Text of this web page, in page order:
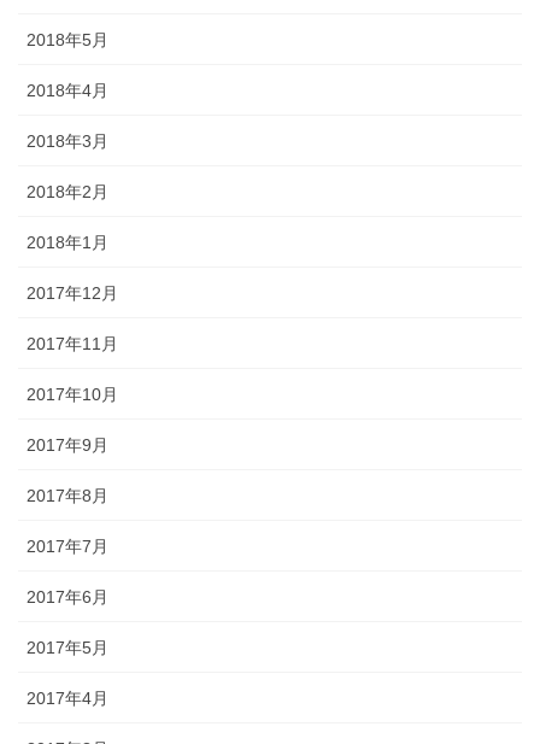
2018年5月
2018年4月
2018年3月
2018年2月
2018年1月
2017年12月
2017年11月
2017年10月
2017年9月
2017年8月
2017年7月
2017年6月
2017年5月
2017年4月